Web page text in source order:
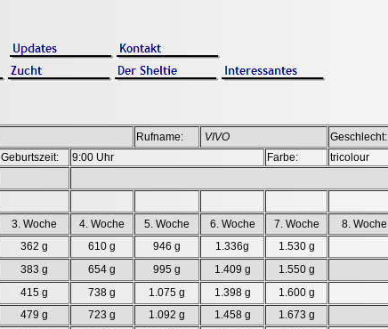
Rufname: VIVO Geschlecht:
Geburtszeit: 9:00 Uhr Farbe:
tricolour
3. Woche 4. Woche 5. Woche 6. Woche 7. Woche 8. Woche
362 g 610 g 946 g 1.336g
1.530 g
383 g 654 g 995 g 1.409 g
1.550 g
415 g 738 g 1.075 g 1.398 g
1.600 g
479 g 723 g 1.092 g 1.458 g
1.673 g